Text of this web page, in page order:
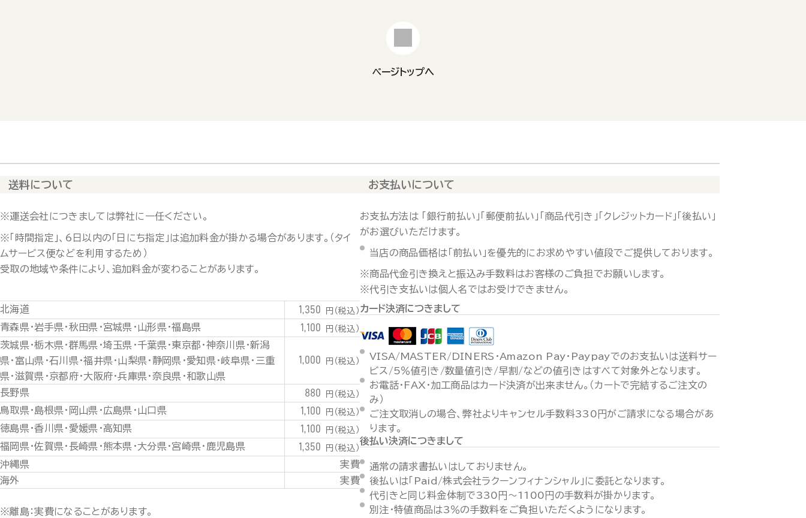
ページトップへ
送料について
※運送会社につきましては弊社に一任ください。
※「時間指定」、6日以内の「日にち指定」は追加料金が掛かる場合があります。（タイ
ムサービス便などを利用するため）
受取の地域や条件により、追加料金が変わることがあります。
北海道 1,350 円（税込）
青森県・岩手県・秋田県・宮城県・山形県・福島県 1,100 円（税込）
茨城県・栃木県・群馬県・埼玉県・千葉県・東京都・神奈川県・新潟
県・富山県・石川県・福井県・山梨県・静岡県・愛知県・岐阜県・三重
県・滋賀県・京都府・大阪府・兵庫県・奈良県・和歌山県
1,000 円（税込）
長野県 880 円（税込）
鳥取県・島根県・岡山県・広島県・山口県 1,100 円（税込）
徳島県・香川県・愛媛県・高知県 1,100 円（税込）
福岡県・佐賀県・長崎県・熊本県・大分県・宮崎県・鹿児島県 1,350 円（税込）
沖縄県
実費
海外
実費
※離島：実費になることがあります。
お支払いについて
お支払方法は 「銀行前払い」「郵便前払い」「商品代引き」「クレジットカード」「後払い」
がお選びいただけます。
当店の商品価格は「前払い」を優先的にお求めやすい値段でご提供しております。
※商品代金引き換えと振込み手数料はお客様のご負担でお願いします。
※代引き支払いは個人名ではお受けできません。
カード決済につきまして
VISA/MASTER/DINERS・Amazon Pay・Paypayでのお支払いは送料サー
ビス/5％値引き/数量値引き/早割/などの値引きはすべて対象外となります。
お電話・FAX・加工商品はカード決済が出来ません。（カートで完結するご注文の
み）
ご注文取消しの場合、弊社よりキャンセル手数料330円がご請求になる場合があ
ります。
後払い決済につきまして
通常の請求書払いはしておりません。
後払いは「Paid/株式会社ラクーンフィナンシャル」に委託となります。
代引きと同じ料金体制で330円～1100円の手数料が掛かります。
別注・特値商品は3％の手数料をご負担いただくようになります。